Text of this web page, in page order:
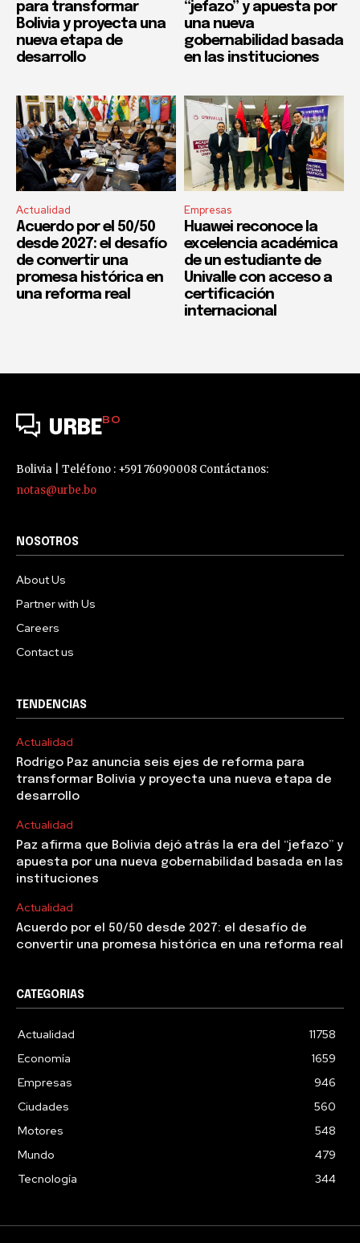
para transformar
Bolivia y proyecta una
nueva etapa de
desarrollo
“jefazo” y apuesta por
una nueva
gobernabilidad basada
en las instituciones
Actualidad
Acuerdo por el 50/50
desde 2027: el desafío
de convertir una
promesa histórica en
una reforma real
Empresas
Huawei reconoce la
excelencia académica
de un estudiante de
Univalle con acceso a
certificación
internacional
URBEBO
Bolivia | Teléfono : +591 76090008 Contáctanos:
notas@urbe.bo
NOSOTROS
About Us
Partner with Us
Careers
Contact us
TENDENCIAS
Actualidad
Rodrigo Paz anuncia seis ejes de reforma para
transformar Bolivia y proyecta una nueva etapa de
desarrollo
Actualidad
Paz afirma que Bolivia dejó atrás la era del “jefazo” y
apuesta por una nueva gobernabilidad basada en las
instituciones
Actualidad
Acuerdo por el 50/50 desde 2027: el desafío de
convertir una promesa histórica en una reforma real
CATEGORIAS
Actualidad
11758
Economía
1659
Empresas
946
Ciudades
560
Motores
548
Mundo
479
Tecnología
344